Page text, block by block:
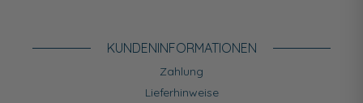
KUNDEN­INFORMATIONEN
Zahlung
Lieferhinweise